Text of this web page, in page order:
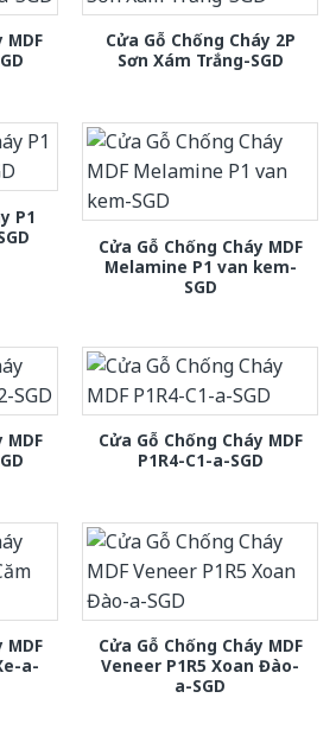
MDF
Cửa Gỗ Chống Cháy 2P
Sơn Xám Trắng-SGD
P1
Cửa Gỗ Chống Cháy MDF
Melamine P1 van kem-
SGD
MDF
Cửa Gỗ Chống Cháy MDF
P1R4-C1-a-SGD
MDF
a-
Cửa Gỗ Chống Cháy MDF
Veneer P1R5 Xoan Đào-
a-SGD